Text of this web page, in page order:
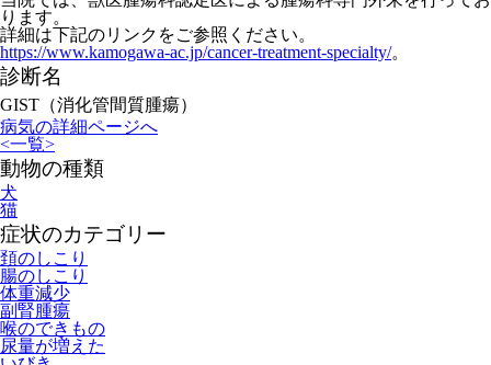
ります。
詳細は下記のリンクをご参照ください。
https://www.kamogawa-ac.jp/cancer-treatment-specialty/。
診断名
GIST（消化管間質腫瘍）
病気の詳細ページへ
<一覧>
動物の種類
犬
猫
症状のカテゴリー
頚のしこり
腸のしこり
体重減少
副腎腫瘍
喉のできもの
尿量が増えた